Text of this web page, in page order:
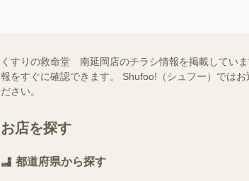
くすりの救命堂 南延岡店のチラシ情報を掲載してい
報をすぐに確認できます。 Shufoo!（シュフー）では
ださい。
お店を探す
都道府県から探す